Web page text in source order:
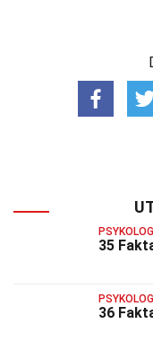
PSYKOLOGI
35
PSYKOLOGI
36